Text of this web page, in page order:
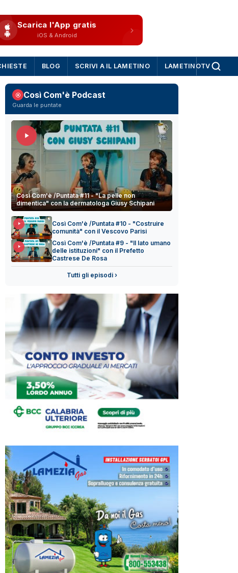
Scarica l'App gratis
iOS & Android
BLOG SCRIVI A IL LAMETINO LAMETINOTV
Così Com'è Podcast
Guarda le puntate
Così Com'è /Puntata #11 - "La pelle non
dimentica" con la dermatologa Giusy Schipani
Così Com'è /Puntata #10 - "Costruire
comunità" con il Vescovo Parisi
Così Com'è /Puntata #9 - "Il lato umano
delle istituzioni" con il Prefetto
Castrese De Rosa
Tutti gli episodi ›